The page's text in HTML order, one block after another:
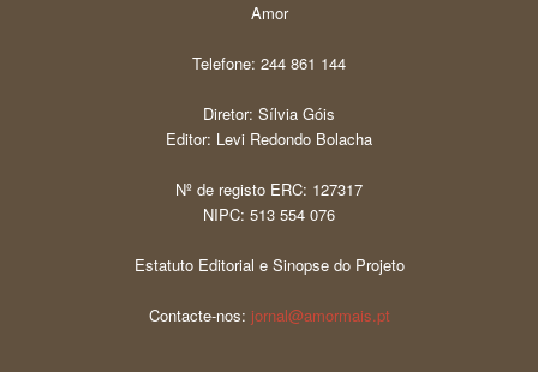
Amor
Telefone: 244 861 144
Diretor: Sílvia Góis
Editor: Levi Redondo Bolacha
Nº de registo ERC: 127317
NIPC: 513 554 076
Estatuto Editorial e Sinopse do Projeto
Contacte-nos: jornal@amormais.pt